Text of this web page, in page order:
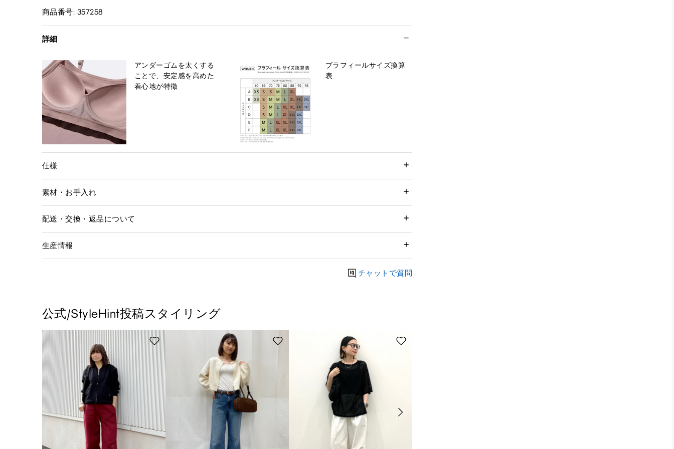
商品番号: 357258
詳細
アンダーゴムを太くする
ことで、安定感を高めた
着心地が特徴
ブラフィールサイズ換算
表
仕様
素材・お手入れ
配送・交換・返品について
生産情報
チャットで質問
公式/StyleHint投稿スタイリング